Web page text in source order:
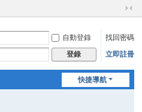
切
到
窄
自動登錄
找回密碼
登錄 立即註冊
快捷導航